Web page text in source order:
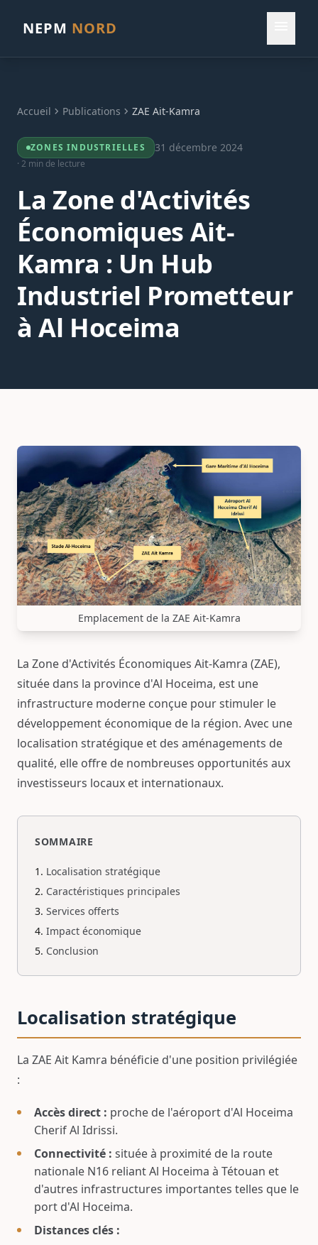
NEPM NORD
Accueil chevron_right Publications chevron_right ZAE Ait-Kamra
ZONES INDUSTRIELLES 31 décembre 2024
· 2 min de lecture
La Zone d'Activités
Économiques Ait-
Kamra : Un Hub
Industriel Prometteur
à Al Hoceima
Emplacement de la ZAE Ait-Kamra
La Zone d'Activités Économiques Ait-Kamra (ZAE),
située dans la province d'Al Hoceima, est une
infrastructure moderne conçue pour stimuler le
développement économique de la région. Avec une
localisation stratégique et des aménagements de
qualité, elle offre de nombreuses opportunités aux
investisseurs locaux et internationaux.
SOMMAIRE
Localisation stratégique
Caractéristiques principales
Services offerts
Impact économique
Conclusion
Localisation stratégique
La ZAE Ait Kamra bénéficie d'une position privilégiée
:
Accès direct : proche de l'aéroport d'Al Hoceima
Cherif Al Idrissi.
Connectivité : située à proximité de la route
nationale N16 reliant Al Hoceima à Tétouan et
d'autres infrastructures importantes telles que le
port d'Al Hoceima.
Distances clés :